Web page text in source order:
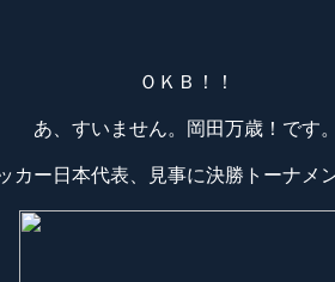
ＯＫＢ！！
あ、すいません。岡田万歳！です
カー日本代表、見事に決勝トーナメ